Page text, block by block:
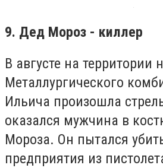
9. Дед Мороз - киллер
В августе на
Металлургического
Ильича произошла
оказался мужчина в
Мороза. Он пытался
предприятия из